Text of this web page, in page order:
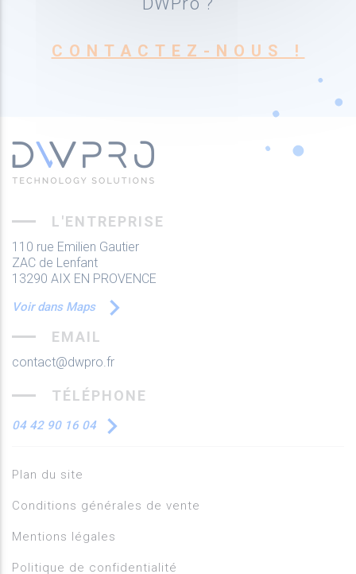
CONTACTEZ-NOUS !
L'ENTREPRISE
110 rue Emilien Gautier
ZAC de Lenfant
13290 AIX EN PROVENCE
Voir dans Maps
EMAIL
contact@dwpro.fr
TÉLÉPHONE
04 42 90 16 04
Plan du site
Conditions générales de vente
Mentions légales
Politique de confidentialité